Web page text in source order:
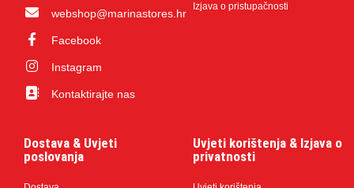
webshop@marinastores.hr
Facebook
Instagram
Kontaktirajte nas
Izjava o pristupačnosti
Dostava & Uvjeti
poslovanja
Uvjeti korištenja & Izjava o
privatnosti